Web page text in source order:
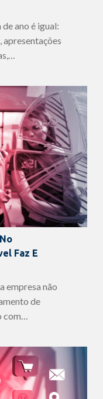
ano é igual:
Faz E
empresa não
de
com…